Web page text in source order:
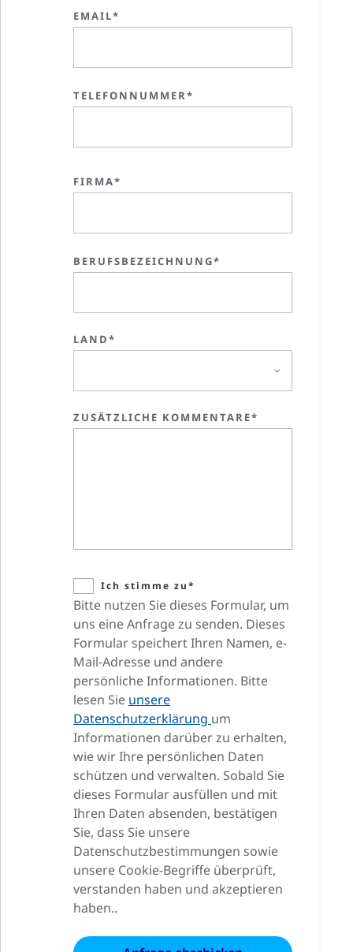
EMAIL*
TELEFONNUMMER*
FIRMA*
BERUFSBEZEICHNUNG*
LAND*
ZUSÄTZLICHE KOMMENTARE*
Ich stimme zu*
Bitte nutzen Sie dieses Formular, um
uns eine Anfrage zu senden. Dieses
Formular speichert Ihren Namen, e-
Mail-Adresse und andere
persönliche Informationen. Bitte
lesen Sie unsere
Datenschutzerklärung um
Informationen darüber zu erhalten,
wie wir Ihre persönlichen Daten
schützen und verwalten. Sobald Sie
dieses Formular ausfüllen und mit
Ihren Daten absenden, bestätigen
Sie, dass Sie unsere
Datenschutzbestimmungen sowie
unsere Cookie-Begriffe überprüft,
verstanden haben und akzeptieren
haben..